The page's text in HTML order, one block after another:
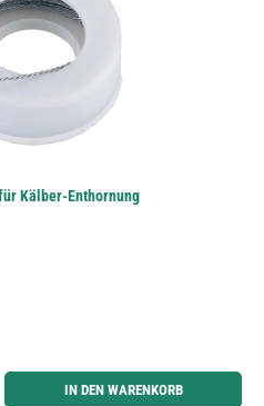
Kälber-Enthornung
oder benutze die Schaltflächen um die Anzahl zu
IN DEN WARENKORB